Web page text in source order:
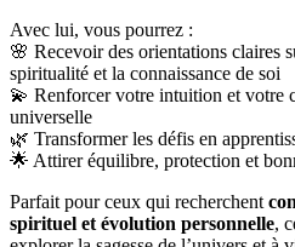
Avec lui, vous pourrez :
🌸 Recevoir des orientations claires
spiritualité et la connaissance de soi
💫 Renforcer votre intuition et votre
universelle
🌿 Transformer les défis en
🌟 Attirer équilibre, protection et
Parfait pour ceux qui recherchent
spirituel et évolution personnelle,